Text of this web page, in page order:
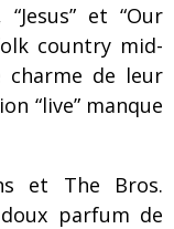
et “Our
country mid-
de leur
“live” manque
et The Bros.
parfum de